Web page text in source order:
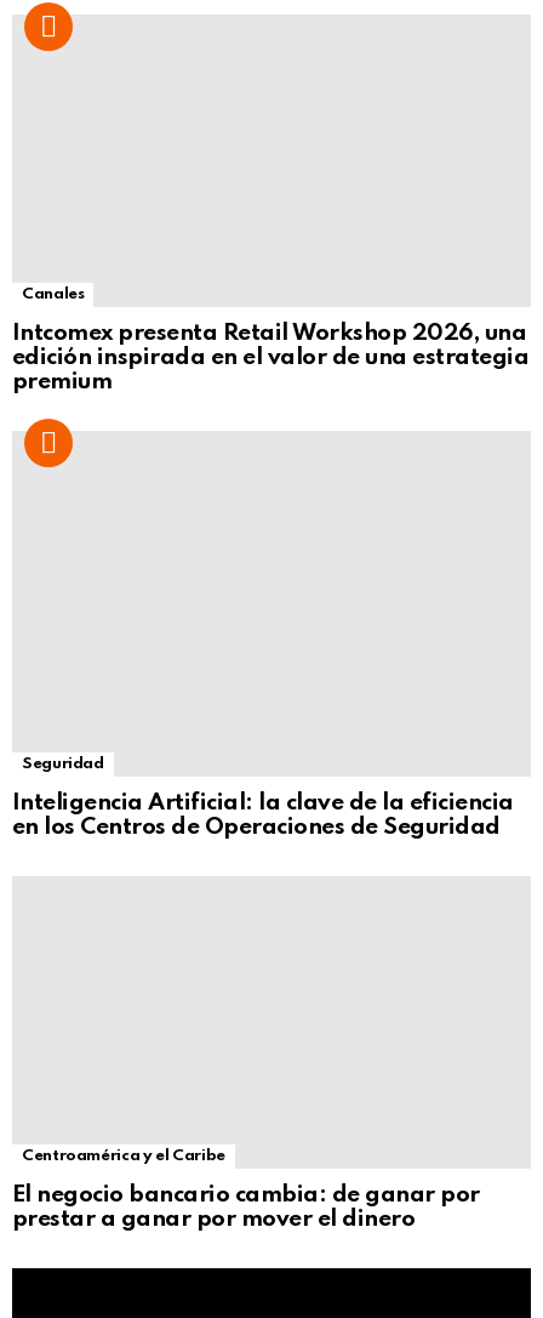
Canales
Intcomex presenta Retail Workshop 2026, una
edición inspirada en el valor de una estrategia
premium
Seguridad
Inteligencia Artificial: la clave de la eficiencia
en los Centros de Operaciones de Seguridad
Centroamérica y el Caribe
El negocio bancario cambia: de ganar por
prestar a ganar por mover el dinero